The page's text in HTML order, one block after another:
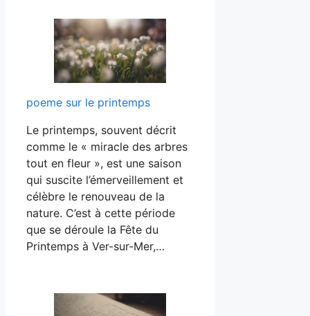
poeme sur le printemps
Le printemps, souvent décrit
comme le « miracle des arbres
tout en fleur », est une saison
qui suscite l’émerveillement et
célèbre le renouveau de la
nature. C’est à cette période
que se déroule la Fête du
Printemps à Ver-sur-Mer,…